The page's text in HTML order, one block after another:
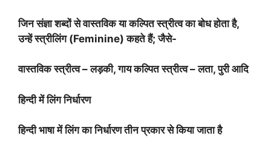
जिन संज्ञा शब्दों से वास्तविक या कल्पित स्त्रीत्व का बोध होता है,
उन्हें स्त्रीलिंग (Feminine) कहते हैं; जैसे-
वास्तविक स्त्रीत्व – लड़की, गाय कल्पित स्त्रीत्व – लता, पुरी आदि
हिन्दी में लिंग निर्धारण
हिन्दी भाषा में लिंग का निर्धारण तीन प्रकार से किया जाता है